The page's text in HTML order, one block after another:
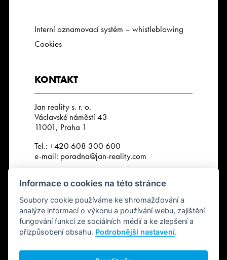
Interní oznamovací systém – whistleblowing
Cookies
KONTAKT
Jan reality s. r. o.
Václavské náměstí 43
11001, Praha 1
Tel.:+420 608 300 600
e-mail: poradna@jan-reality.com
DIČ: CZ29057752
Číslo depozitního účtu r. k.:
2202612637 / 2010
SLEDUJTE NÁS
Informace o cookies na této stránce
Soubory cookie používáme ke shromažďování a
analýze informací o výkonu a používání webu, zajištění
fungování funkcí ze sociálních médií a ke zlepšení a
přizpůsobení obsahu. Podrobnější nastavení.